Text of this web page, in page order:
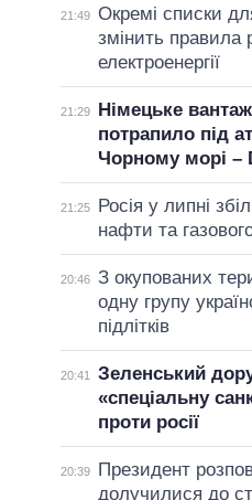
21:49 Окремі списки
змінить правила
електроенергії
21:29
Німецьке
потрапило під
Чорному морі –
21:25
Росія у липні
нафти та
20:46 З окупованих
одну групу
підлітків
20:41
Зеленський
«спеціальну
проти росії
20:39
Президент
долучилися до